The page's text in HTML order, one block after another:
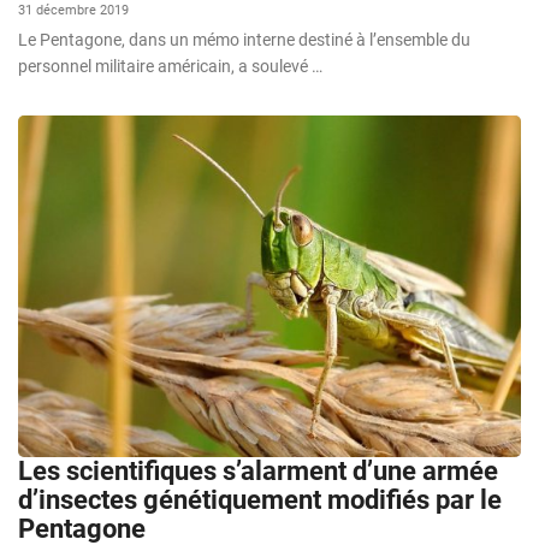
31 décembre 2019
Le Pentagone, dans un mémo interne destiné à l’ensemble du
personnel militaire américain, a soulevé …
Les scientifiques s’alarment d’une armée
d’insectes génétiquement modifiés par le
Pentagone